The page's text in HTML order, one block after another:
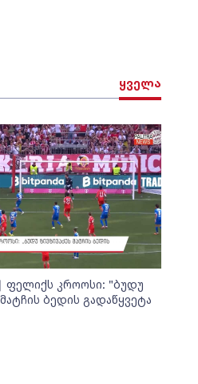
ყველა
ფელიქს კროოსი: "ბუდუ
ბედის გადაწყვეტა